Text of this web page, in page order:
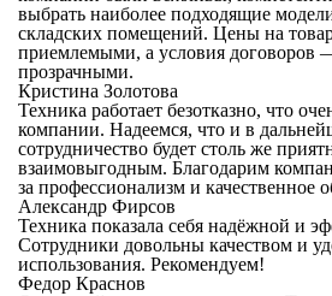
выбрать наиболее подходящие
складских помещений. Цены на
приемлемыми, а условия договоров
прозрачными.
Кристина Золотова
Техника работает безотказно, что
компании. Надеемся, что и в
сотрудничество будет столь же
взаимовыгодным. Благодарим
за профессионализм и качественное
Александр Фирсов
Техника показала себя надёжной и
Сотрудники довольны качеством и
использования. Рекомендуем!
Федор Краснов